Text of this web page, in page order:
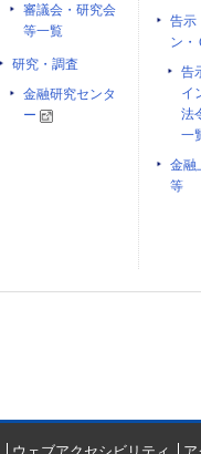
審議会・研究会
等一覧
研究・調査
金融研究センタ
ー
告示
ン・
告
イ
法
一
金融
等